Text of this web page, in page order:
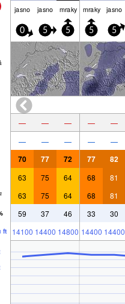
jasno jasno mraky mraky jasno
0 5 5 5 5
— — — — —
— — — — —
70 77 72 77 82
63 75 64 68 81
63 75 64 68 81
59 37 46 33 30
ft 14100 14400 14800 14400 14400